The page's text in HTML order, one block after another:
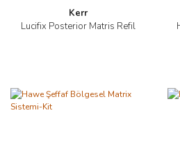
Kerr
Lucifix Posterior Matris Refil